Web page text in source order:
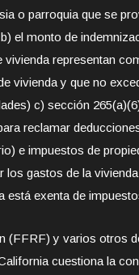
o parroquia que se
el monto de
representan
vivienda y que no
c) sección
reclamar
e impuestos de
los gastos de la
está exenta de
(FFRF) y varios otros
cuestiona la